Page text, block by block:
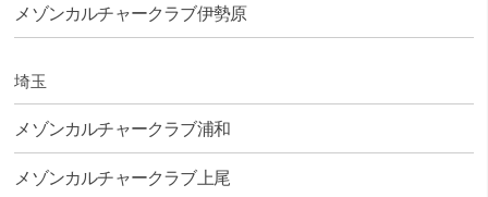
メゾンカルチャークラブ伊勢原
埼玉
メゾンカルチャークラブ浦和
メゾンカルチャークラブ上尾